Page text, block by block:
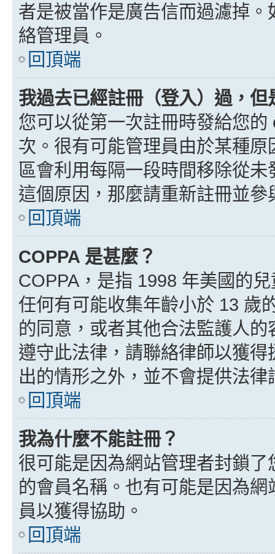
者是被當作是廣告信而過濾掉
絡管理員。
回頂端
我過去已經註冊（登入）過，
您可以從第一次註冊時發給您
次。很有可能管理員由於某種
區會利用每隔一段時間移除從
這個原因，那麼請重新註冊並參
回頂端
COPPA 是甚麼？
COPPA，是指 1998 年美國的
任何有可能收集年齡小於 13 歲
的同意，或者其他合法監護人
遵守此法律，請聯絡律師以獲
出的情形之外，並不會提供法
回頂端
我為什麼不能註冊？
很可能是因為網站管理者封鎖
的會員名稱。也有可能是因為
員以獲得協助。
回頂端